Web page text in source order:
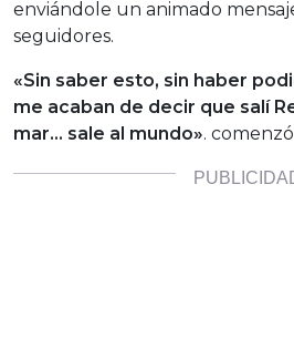
enviándole un animado
seguidores.
«Sin saber esto, sin haber
me acaban de decir que salí
mar… sale al mundo».